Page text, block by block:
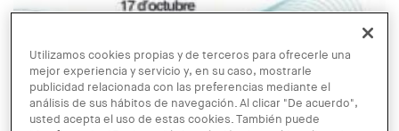
Utilizamos cookies propias y de terceros para ofrecerle una
mejor experiencia y servicio y, en su caso, mostrarle
publicidad relacionada con las preferencias mediante el
análisis de sus hábitos de navegación. Al clicar "De acuerdo",
usted acepta el uso de estas cookies. También puede